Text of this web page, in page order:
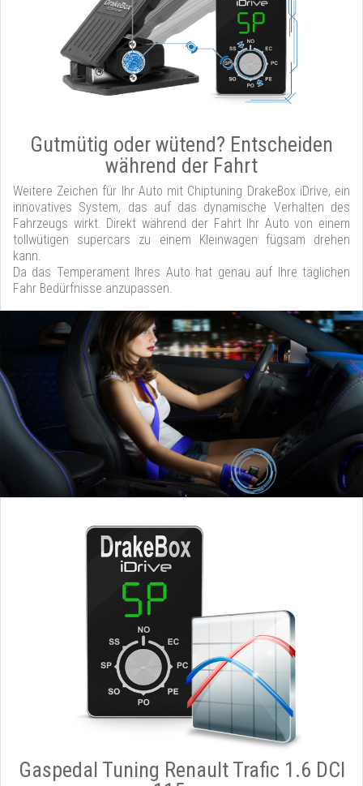
Gutmütig oder wütend? Entscheiden
während der Fahrt
Weitere Zeichen für Ihr Auto mit Chiptuning DrakeBox iDrive, ein
innovatives System, das auf das dynamische Verhalten des
Fahrzeugs wirkt. Direkt während der Fahrt Ihr Auto von einem
tollwütigen supercars zu einem Kleinwagen fügsam drehen
kann.
Da das Temperament Ihres Auto hat genau auf Ihre täglichen
Fahr Bedürfnisse anzupassen.
Gaspedal Tuning Renault Trafic 1.6 DCI